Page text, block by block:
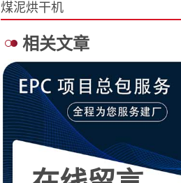
煤泥烘干机
相关文章